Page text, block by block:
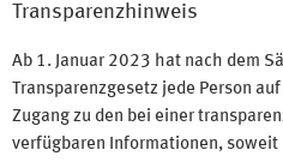
Transparenzhinweis
Ab 1. Januar 2023 hat nach dem
Transparenzgesetz jede Person
Zugang zu den bei einer
verfügbaren Informationen,